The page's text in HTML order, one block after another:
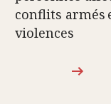
conflits armés
violences